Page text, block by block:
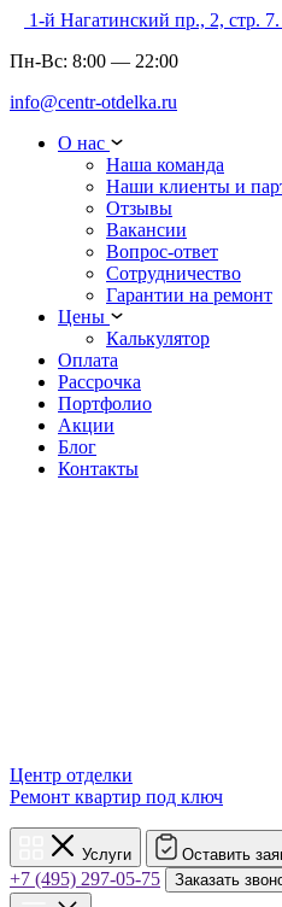
1-й Нагатинский пр., 2, стр.
Пн-Вс: 8:00 — 22:00
info@centr-otdelka.ru
О нас
Наша команда
Наши клиенты и
Отзывы
Вакансии
Вопрос-ответ
Сотрудничество
Гарантии на ремонт
Цены
Калькулятор
Оплата
Рассрочка
Портфолио
Акции
Блог
Контакты
Центр отделки
Ремонт квартир под ключ
Услуги Оставить
+7 (495) 297-05-75
Заказать